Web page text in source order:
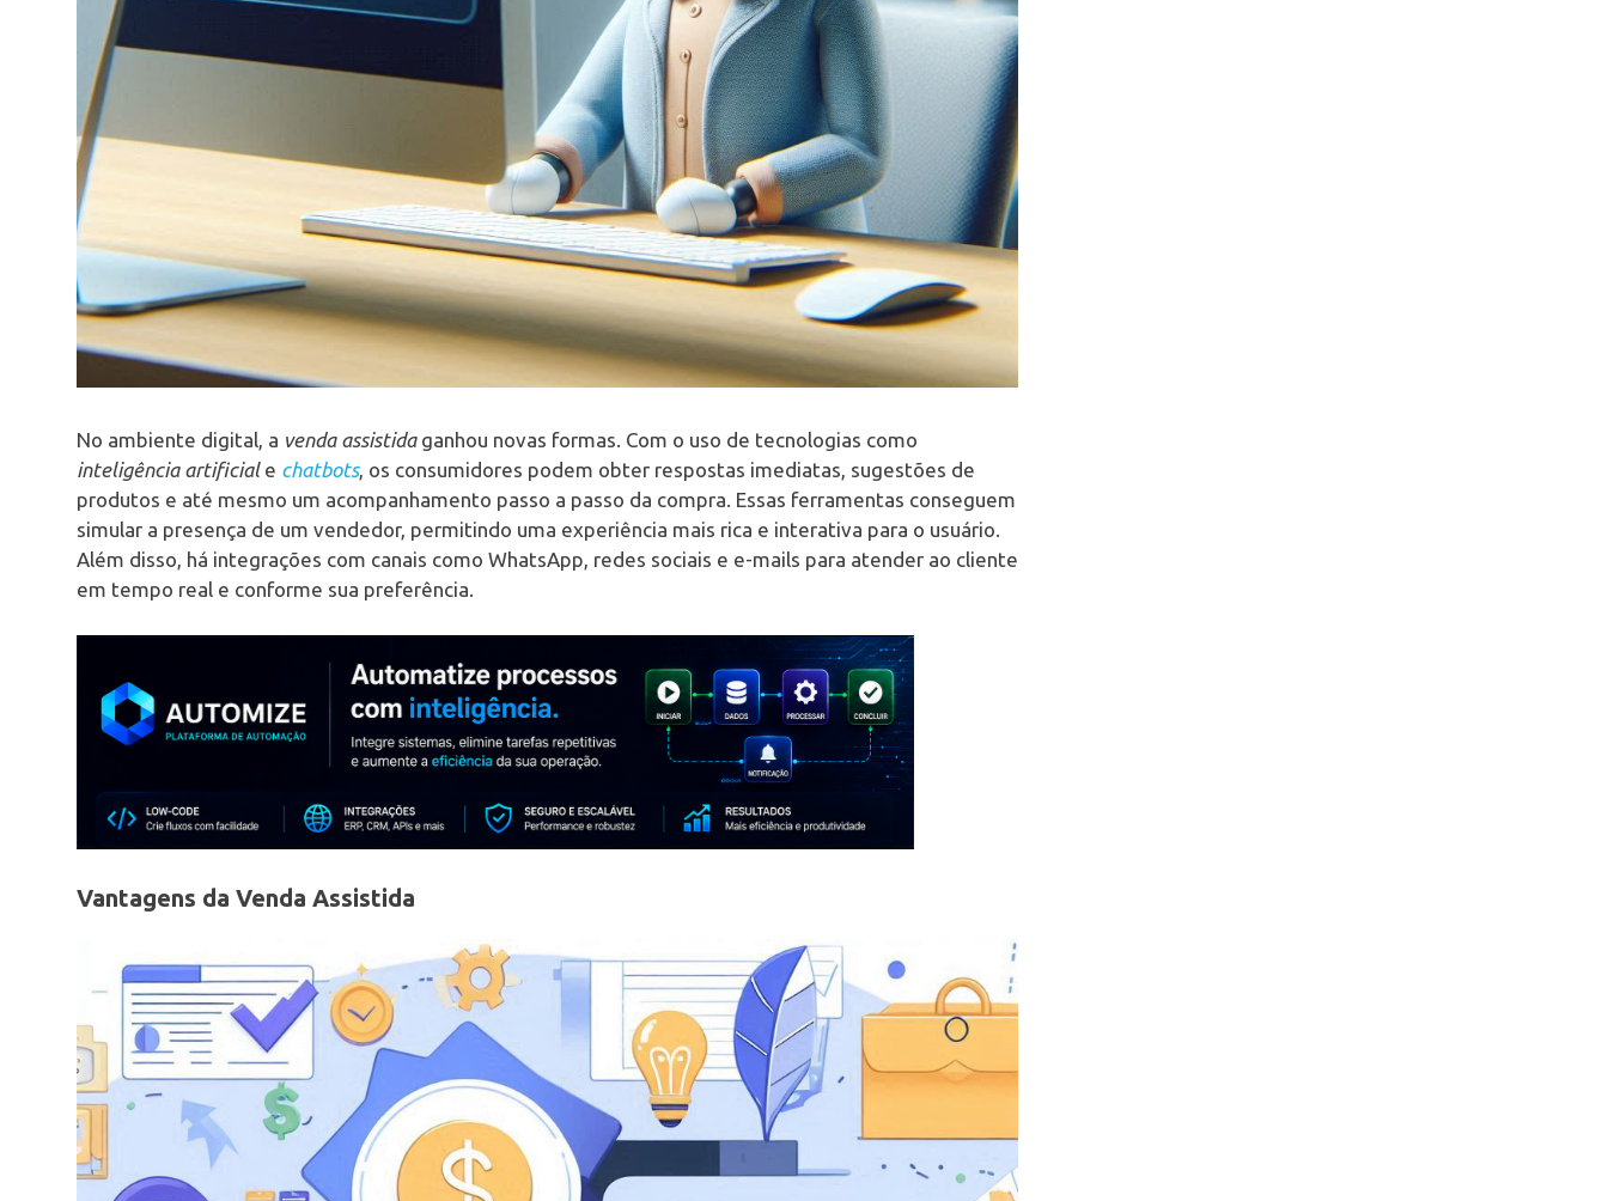
No ambiente digital, a venda assistidaganhou novas formas. Com o uso de tecnologias como
inteligência artificiale chatbots, os consumidores podem obter respostas imediatas, sugestões de
produtos e até mesmo um acompanhamento passo a passo da compra. Essas ferramentas conseguem
simular a presença de um vendedor, permitindo uma experiência mais rica e interativa para o usuário.
Além disso, há integrações com canais como WhatsApp, redes sociais e e-mails para atender ao cliente
em tempo real e conforme sua preferência.
Vantagens da Venda Assistida